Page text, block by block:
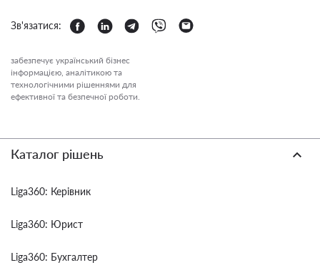
Зв'язатися:
забезпечує український бізнес
інформацією, аналітикою та
технологічними рішеннями для
ефективної та безпечної роботи.
Каталог рішень
Liga360: Керівник
Liga360: Юрист
Liga360: Бухгалтер